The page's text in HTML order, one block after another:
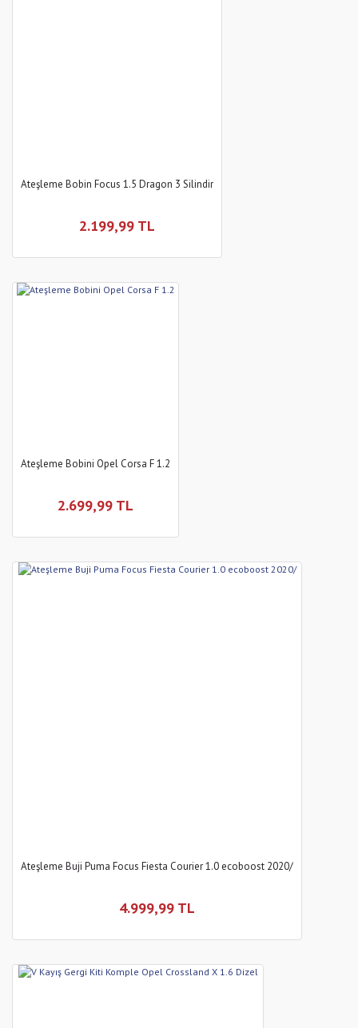
Ateşleme Bobin Focus 1.5 Dragon 3 Silindir
2.199,99 TL
Ateşleme Bobini Opel Corsa F 1.2
2.699,99 TL
Ateşleme Buji Puma Focus Fiesta Courier 1.0 ecoboost 2020/
4.999,99 TL